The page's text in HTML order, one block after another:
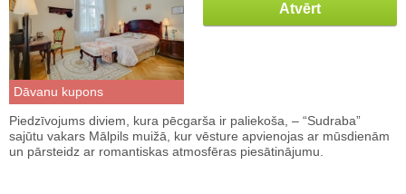
Dāvanu kupons
Atvērt
Piedzīvojums diviem, kura pēcgarša ir paliekoša, – “Sudraba”
sajūtu vakars Mālpils muižā, kur vēsture apvienojas ar mūsdienām
un pārsteidz ar romantiskas atmosfēras piesātinājumu.